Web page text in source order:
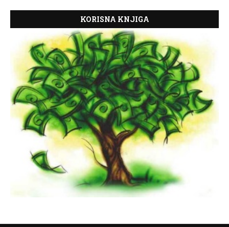
KORISNA KNJIGA